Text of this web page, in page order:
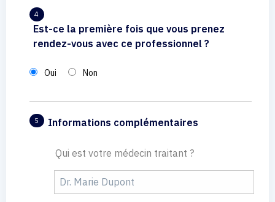
4
Est-ce la première fois que vous prenez
rendez-vous avec ce professionnel ?
Oui Non
5 Informations complémentaires
Qui est votre médecin traitant ?